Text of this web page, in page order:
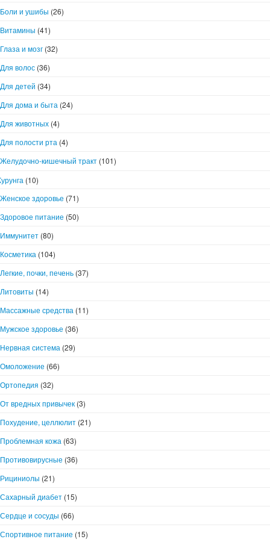
Боли и ушибы (26)
Витамины (41)
Глаза и мозг (32)
Для волос (36)
Для детей (34)
Для дома и быта (24)
Для животных (4)
Для полости рта (4)
Желудочно-кишечный тракт (101)
(10)
Женское здоровье (71)
Здоровое питание (50)
Иммунитет (80)
Косметика (104)
Легкие, почки, печень (37)
Литовиты (14)
Массажные средства (11)
Мужское здоровье (36)
Нервная система (29)
Омоложение (66)
Ортопедия (32)
От вредных привычек (3)
Похудение, целлюлит (21)
Проблемная кожа (63)
Противовирусные (36)
Рициниолы (21)
Сахарный диабет (15)
Сердце и сосуды (66)
Спортивное питание (15)